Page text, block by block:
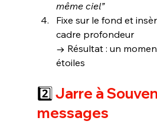
même ciel”
Fixe sur le fond et
cadre profondeur
→ Résultat : un
étoiles
2️⃣ Jarre à
messages